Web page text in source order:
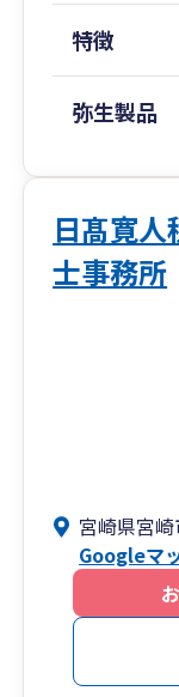
・企業組織
・株式・営
・クラウド
・記帳代行
・アウトソー
◎武内マネジ
■保険代理
・生命保険
[福 岡]福岡市
[熊 本]熊本
[宮 崎]宮崎
[鹿児島]鹿
[相続税専門
2900
特徴
弥生製品
日髙寛
士事務所
宮崎県宮
Googleマ